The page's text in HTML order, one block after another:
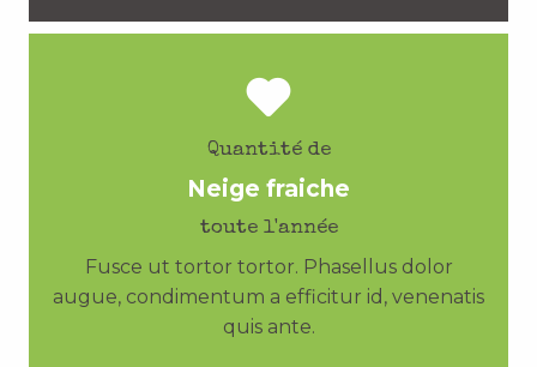
Quantité de
Neige fraiche
toute l'année
Fusce ut tortor tortor. Phasellus dolor
augue, condimentum a efficitur id, venenatis
quis ante.